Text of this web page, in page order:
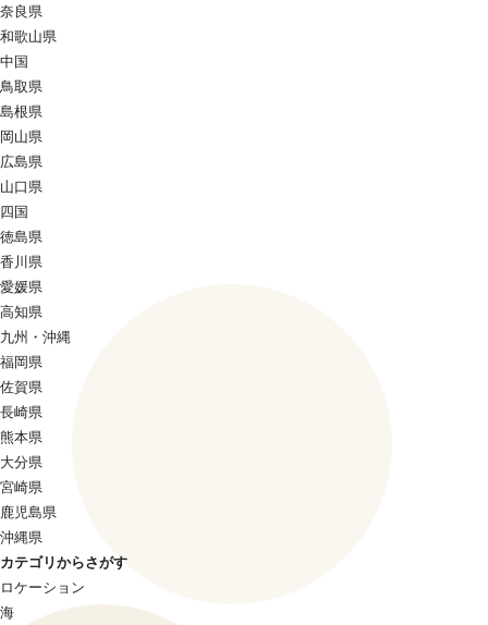
奈良県
和歌山県
中国
鳥取県
島根県
岡山県
広島県
山口県
四国
徳島県
香川県
愛媛県
高知県
九州・沖縄
福岡県
佐賀県
長崎県
熊本県
大分県
宮崎県
鹿児島県
沖縄県
カテゴリからさがす
ロケーション
海